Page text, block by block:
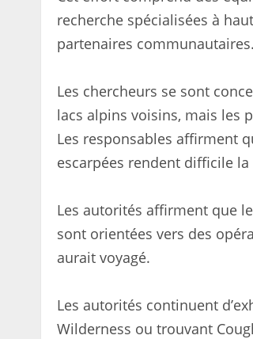
recherche spécialisées à
partenaires communautaires.
Les chercheurs se sont
lacs alpins voisins, mais les
Les responsables affirment
escarpées rendent difficile
Les autorités affirment que
sont orientées vers des
aurait voyagé.
Les autorités continuent
Wilderness ou trouvant